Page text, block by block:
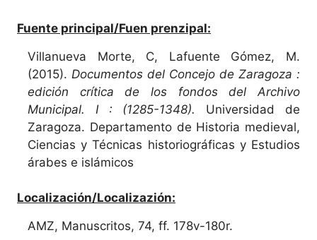
Fuente principal/Fuen prenzipal:
Villanueva Morte, C, Lafuente Gómez, M.
(2015). Documentos del Concejo de Zaragoza :
edición crítica de los fondos del Archivo
Municipal. I : (1285-1348).
Universidad de
Zaragoza. Departamento de Historia medieval,
Ciencias y Técnicas historiográficas y Estudios
árabes e islámicos
Localización/Localizazión:
AMZ, Manuscritos, 74, ff. 178v-180r.